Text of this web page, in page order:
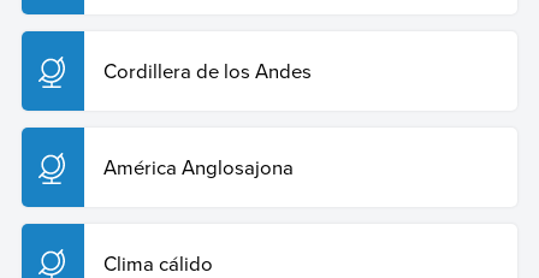
Cordillera de los Andes
América Anglosajona
Clima cálido